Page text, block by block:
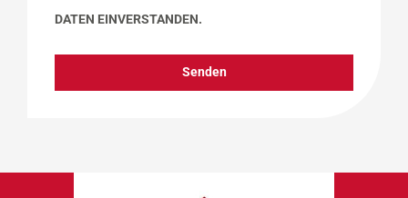
DATEN EINVERSTANDEN.
Senden